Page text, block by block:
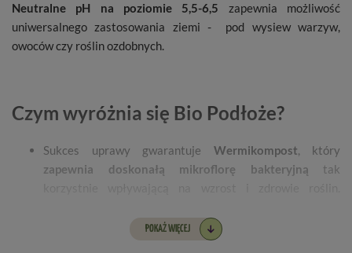
Neutralne pH na poziomie 5,5-6,5 zapewnia możliwość
uniwersalnego zastosowania ziemi - pod wysiew warzyw,
owoców czy roślin ozdobnych.
Czym wyróżnia się Bio Podłoże?
Sukces uprawy gwarantuje Wermikompost, który
zapewnia doskonałą mikroflorę bakteryjną tak
POKAŻ WIĘCEJ